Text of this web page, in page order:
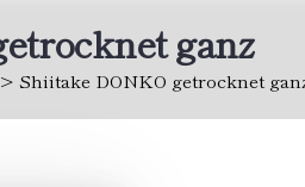
ganz
Shiitake DONKO getrocknet